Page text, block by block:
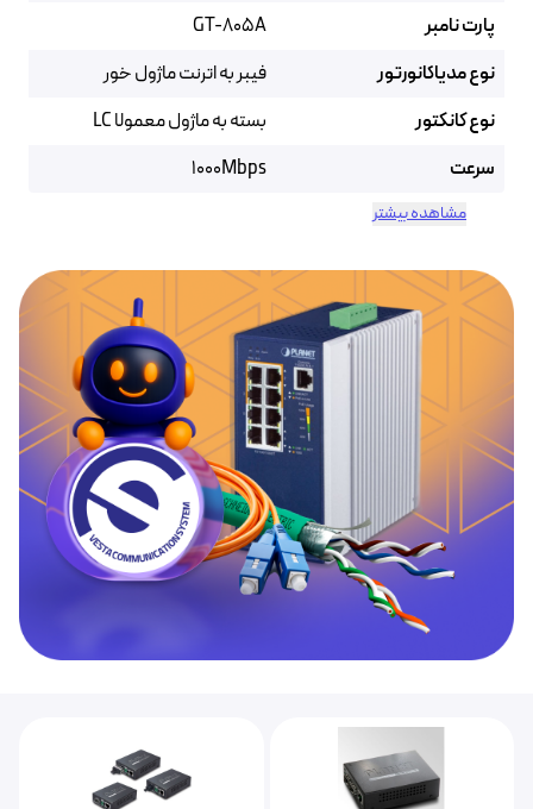
پارت نامبر
GT-805A
نوع مدیاکانورتور
فیبر به اترنت ماژول خور
نوع کانکتور
بسته به ماژول معمولا LC
سرعت
1000Mbps
مشاهده بیشتر